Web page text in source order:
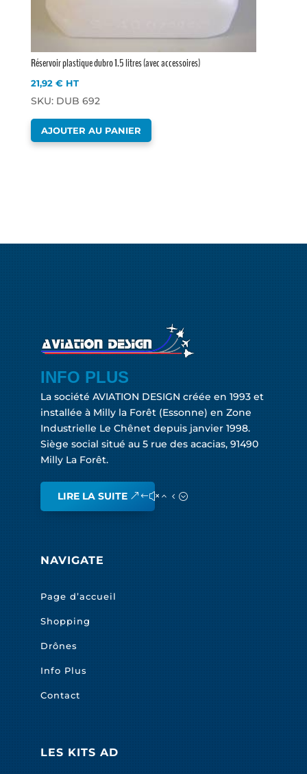
Réservoir plastique dubro 1.5 litres (avec accessoires)
21,92€ HT
SKU: DUB 692
AJOUTER AU PANIER
INFO PLUS
La société AVIATION DESIGN créée en 1993 et
installée à Milly la Forêt (Essonne) en Zone
Industrielle Le Chênet depuis janvier 1998.
Siège social situé au 5 rue des acacias, 91490
Milly La Forêt.
LIRE LA SUITE
NAVIGATE
Page d’accueil
Shopping
Drônes
Info Plus
Contact
LES KITS AD